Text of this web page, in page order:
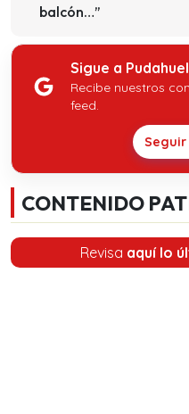
balcón…”
Sigue a
Recibe nuestros
feed.
Seguir
CONTENIDO
Revisa aquí lo